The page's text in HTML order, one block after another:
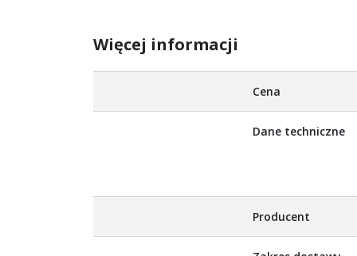
Więcej informacji
Cena
Dane techniczne
Producent